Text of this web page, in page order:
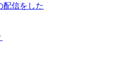
配信をした